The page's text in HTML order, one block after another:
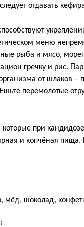
отдавать
меню
рыба и мясо,
гречку и рис.
от шлаков –
перемолотые
при
и копчёная пища.
мёд, шоколад,